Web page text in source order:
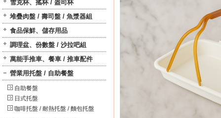
雪克杯、搖杯 / 盎司杯
堆疊肉盤 / 壽司盤 / 魚漿器組
食品保鮮、儲存用品
調理盆、份數盤 / 沙拉吧組
萬能手推車、餐車 / 推車配件
營業用托盤 / 自助餐盤
自助餐盤
日式托盤
咖啡托盤 / 耐熱托盤 / 麵包托盤